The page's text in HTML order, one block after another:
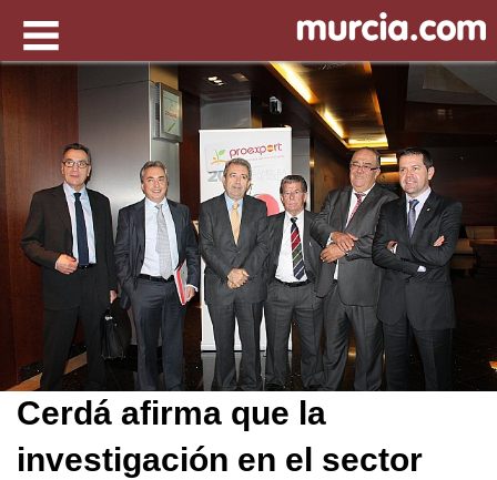
Cerdá afirma que la
investigación en el sector